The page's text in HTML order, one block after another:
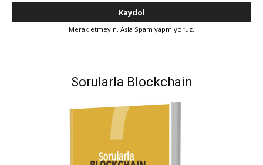
Merak etmeyin. Asla Spam yapmıyoruz.
Sorularla Blockchain